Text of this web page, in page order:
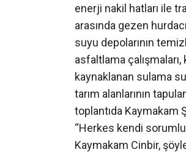
enerji nakil hatları ile
arasında gezen
suyu depolarının
asfaltlama
kaynaklanan sulama
tarım alanlarının
toplantıda Kaymakam
“Herkes kendi
Kaymakam Cinbir,